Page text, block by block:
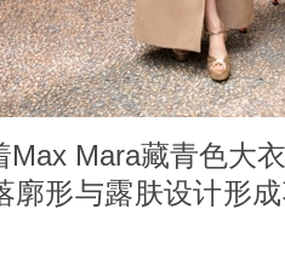
Mara藏青色大衣
廓形与露肤设计形